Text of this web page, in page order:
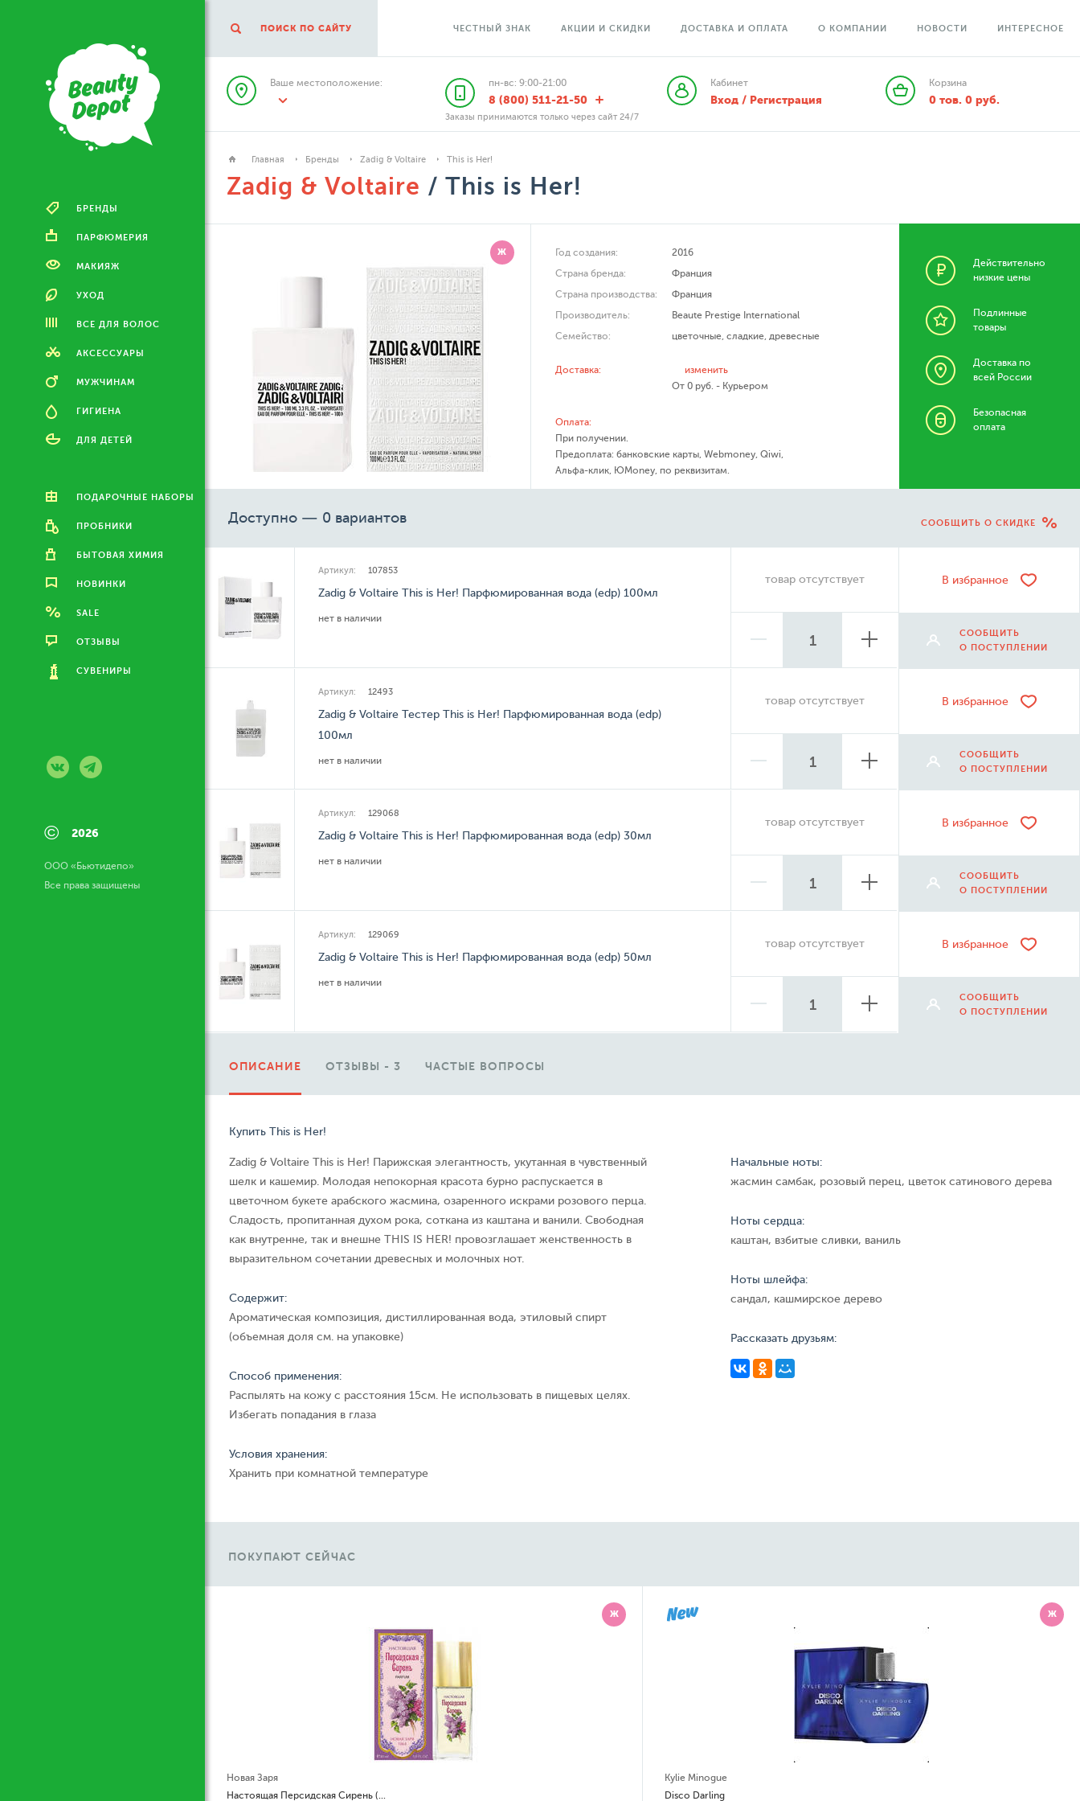
БРЕНДЫ
ПАРФЮМЕРИЯ
МАКИЯЖ
УХОД
ВСЕ ДЛЯ ВОЛОС
АКСЕССУАРЫ
МУЖЧИНАМ
ГИГИЕНА
ДЛЯ ДЕТЕЙ
ПОДАРОЧНЫЕ НАБОРЫ
ПРОБНИКИ
БЫТОВАЯ ХИМИЯ
НОВИНКИ
SALE
ОТЗЫВЫ
СУВЕНИРЫ
© 2026
ООО «Бьютидепо»
Все права защищены
ПОИСК ПО САЙТУ ЧЕСТНЫЙ ЗНАК АКЦИИ И СКИДКИ ДОСТАВКА И ОПЛАТА О КОМПАНИИ НОВОСТИ ИНТЕРЕСНОЕ
Ваше местоположение: пн-вс: 9:00-21:00
8 (800) 511-21-50
Заказы принимаются только через сайт 24/7
Кабинет
Вход / Регистрация
Корзина
0 тов. 0руб.
Главная Бренды Zadig & Voltaire This is Her!
Zadig & Voltaire / This is Her!
Ж Год создания:
2016
Страна бренда:
Франция
Страна производства:
Франция
Производитель:
Beaute Prestige International
Семейство:
цветочные, сладкие, древесные
Доставка:
изменить
От 0 руб. - Курьером
Оплата:
При получении.
Предоплата: банковские карты, Webmoney, Qiwi,
Альфа-клик, ЮMoney, по реквизитам.
Действительно
низкие цены
Подлинные
товары
Доставка по
всей России
Безопасная
оплата
Доступно — 0 вариантов СООБЩИТЬ О СКИДКЕ
Артикул: 107853
Zadig & Voltaire This is Her! Парфюмированная вода (edp) 100мл
нет в наличии
товар отсутствует В избранное
СООБЩИТЬ
О ПОСТУПЛЕНИИ
Артикул: 12493
Zadig & Voltaire Тестер This is Her! Парфюмированная вода (edp)
100мл
нет в наличии
товар отсутствует В избранное
СООБЩИТЬ
О ПОСТУПЛЕНИИ
Артикул: 129068
Zadig & Voltaire This is Her! Парфюмированная вода (edp) 30мл
нет в наличии
товар отсутствует В избранное
СООБЩИТЬ
О ПОСТУПЛЕНИИ
Артикул: 129069
Zadig & Voltaire This is Her! Парфюмированная вода (edp) 50мл
нет в наличии
товар отсутствует В избранное
СООБЩИТЬ
О ПОСТУПЛЕНИИ
ОПИСАНИЕ ОТЗЫВЫ - 3 ЧАСТЫЕ ВОПРОСЫ
Купить This is Her!
Zadig & Voltaire This is Her! Парижская элегантность, укутанная в чувственный
шелк и кашемир. Молодая непокорная красота бурно распускается в
цветочном букете арабского жасмина, озаренного искрами розового перца.
Сладость, пропитанная духом рока, соткана из каштана и ванили. Свободная
как внутренне, так и внешне THIS IS HER! провозглашает женственность в
выразительном сочетании древесных и молочных нот.
Содержит:
Ароматическая композиция, дистиллированная вода, этиловый спирт
(объемная доля см. на упаковке)
Способ применения:
Распылять на кожу с расстояния 15см. Не использовать в пищевых целях.
Избегать попадания в глаза
Условия хранения:
Хранить при комнатной температуре
Начальные ноты:
жасмин самбак, розовый перец, цветок сатинового дерева
Ноты сердца:
каштан, взбитые сливки, ваниль
Ноты шлейфа:
сандал, кашмирское дерево
Рассказать друзьям:
ПОКУПАЮТ СЕЙЧАС
Ж
Disco Darling